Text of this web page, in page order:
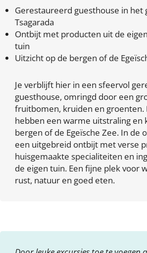
Gerestaureerd guesthouse in het
Tsagarada
Ontbijt met producten uit de
tuin
Uitzicht op de bergen of de
Je verblijft hier in een sfeervol
guesthouse, omringd door een
fruitbomen, kruiden en groenten.
hebben een warme uitstraling en
bergen of de Egeïsche Zee. In de
een uitgebreid ontbijt met verse
huisgemaakte specialiteiten en
de eigen tuin. Een fijne plek voor
rust, natuur en goed eten.